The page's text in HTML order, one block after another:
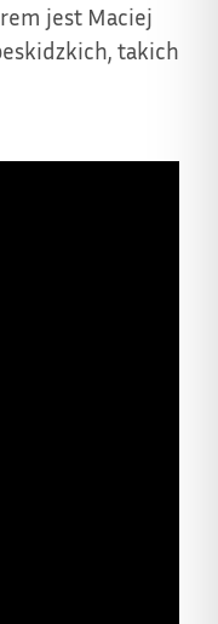
jest Maciej
takich